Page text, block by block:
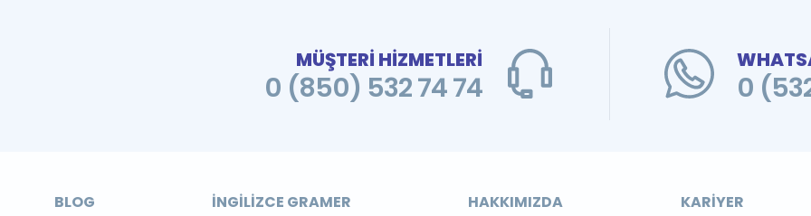
MÜŞTERİ HİZMETLERİ
0 (850) 532 74 74 0
BLOG İNGILIZCE GRAMER HAKKIMIZDA KARIYER